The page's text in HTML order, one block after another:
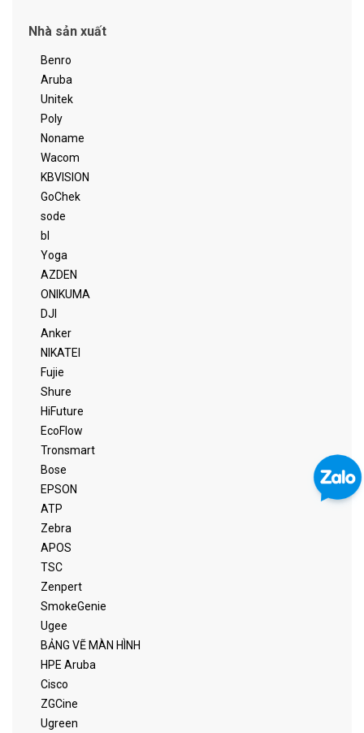
Nhà sản xuất
Benro
Aruba
Unitek
Poly
Noname
Wacom
KBVISION
GoChek
sode
bl
Yoga
AZDEN
ONIKUMA
DJI
Anker
NIKATEI
Fujie
Shure
HiFuture
EcoFlow
Tronsmart
Bose
EPSON
ATP
Zebra
APOS
TSC
Zenpert
SmokeGenie
Ugee
BẢNG VẼ MÀN HÌNH
HPE Aruba
Cisco
ZGCine
Ugreen